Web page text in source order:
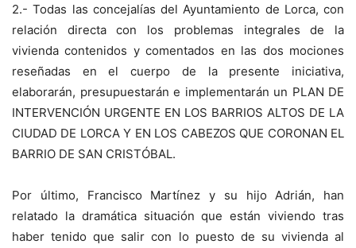
2.- Todas las concejalías del Ayuntamiento de Lorca, con
relación directa con los problemas integrales de la
vivienda contenidos y comentados en las dos mociones
reseñadas en el cuerpo de la presente iniciativa,
elaborarán, presupuestarán e implementarán un PLAN DE
INTERVENCIÓN URGENTE EN LOS BARRIOS ALTOS DE LA
CIUDAD DE LORCA Y EN LOS CABEZOS QUE CORONAN EL
BARRIO DE SAN CRISTÓBAL.
Por último, Francisco Martínez y su hijo Adrián, han
relatado la dramática situación que están viviendo tras
haber tenido que salir con lo puesto de su vivienda al